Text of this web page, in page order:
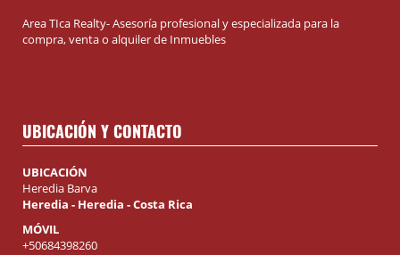
Area TIca Realty- Asesoría profesional y especializada para la
compra, venta o alquiler de Inmuebles
UBICACIÓN Y CONTACTO
UBICACIÓN
Heredia Barva
Heredia - Heredia - Costa Rica
MÓVIL
+50684398260